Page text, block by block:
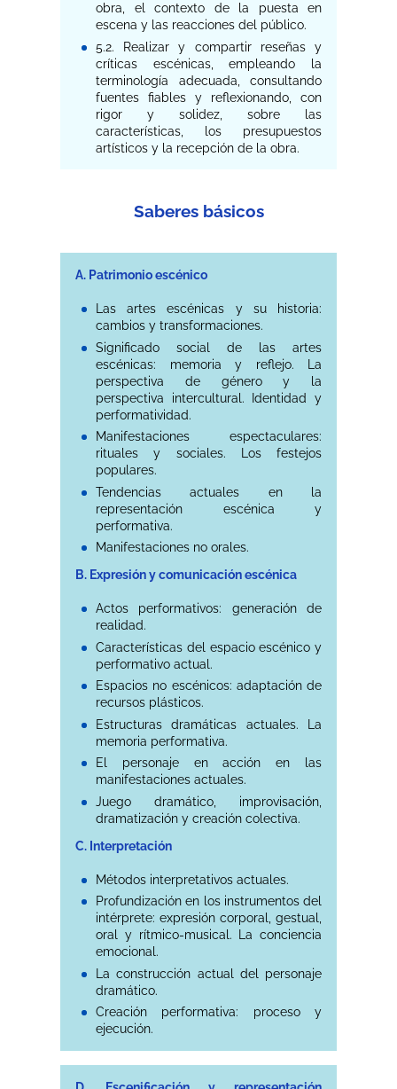
obra, el contexto de la puesta en
escena y las reacciones del público.
5.2. Realizar y compartir reseñas y
críticas escénicas, empleando la
terminología adecuada, consultando
fuentes fiables y reflexionando, con
rigor y solidez, sobre las
características, los presupuestos
artísticos y la recepción de la obra.
Saberes básicos
A. Patrimonio escénico
Las artes escénicas y su historia:
cambios y transformaciones.
Significado social de las artes
escénicas: memoria y reflejo. La
perspectiva de género y la
perspectiva intercultural. Identidad y
performatividad.
Manifestaciones espectaculares:
rituales y sociales. Los festejos
populares.
Tendencias actuales en la
representación escénica y
performativa.
Manifestaciones no orales.
B. Expresión y comunicación escénica
Actos performativos: generación de
realidad.
Características del espacio escénico y
performativo actual.
Espacios no escénicos: adaptación de
recursos plásticos.
Estructuras dramáticas actuales. La
memoria performativa.
El personaje en acción en las
manifestaciones actuales.
Juego dramático, improvisación,
dramatización y creación colectiva.
C. Interpretación
Métodos interpretativos actuales.
Profundización en los instrumentos del
intérprete: expresión corporal, gestual,
oral y rítmico-musical. La conciencia
emocional.
La construcción actual del personaje
dramático.
Creación performativa: proceso y
ejecución.